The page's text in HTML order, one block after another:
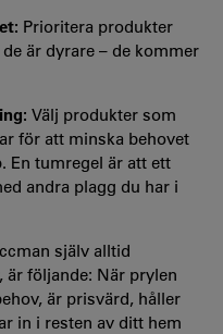
Prioritera produkter
är dyrare – de kommer
Välj produkter som
för att minska behovet
En tumregel är att ett
andra plagg du har i
själv alltid
är följande: När prylen
är prisvärd, håller
in i resten av ditt hem